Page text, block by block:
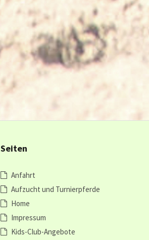
Seiten
Anfahrt
Aufzucht und Turnierpferde
Home
Impressum
Kids-Club-Angebote